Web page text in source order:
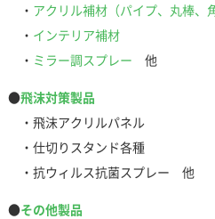
・ アクリル補材（パイプ、丸棒、
・ インテリア補材
・ ミラー調スプレー 他
●飛沫対策製品
・飛沫アクリルパネル
・仕切りスタンド各種
・抗ウィルス抗菌スプレー 他
●その他製品